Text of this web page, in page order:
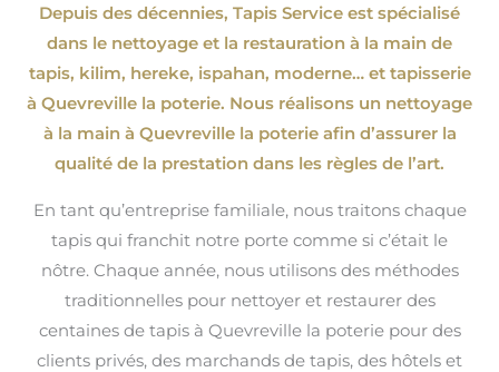
Depuis des décennies, Tapis Service est spécialisé
dans le nettoyage et la restauration à la main de
tapis, kilim, hereke, ispahan, moderne…et tapisserie
à Quevreville la poterie. Nous réalisons un nettoyage
à la main à Quevreville la poterie afin d’assurer la
qualité de la prestation dans les règles de l’art.
En tant qu’entreprise familiale, nous traitons chaque
tapis qui franchit notre porte comme si c’était le
nôtre. Chaque année, nous utilisons des méthodes
traditionnelles pour nettoyer et restaurer des
centaines de tapis à Quevreville la poterie pour des
clients privés, des marchands de tapis, des hôtels et